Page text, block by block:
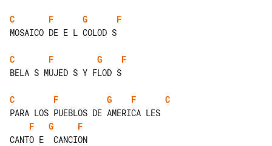
C F G
F
MOSAICO DE E L COLOD S
C F G
F
BELA S MUJED S Y FLOD S
C F G F
C
F
G
F
CANTO E  CANCION